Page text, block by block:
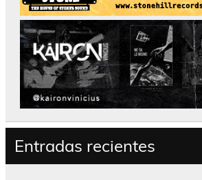
Entradas recientes